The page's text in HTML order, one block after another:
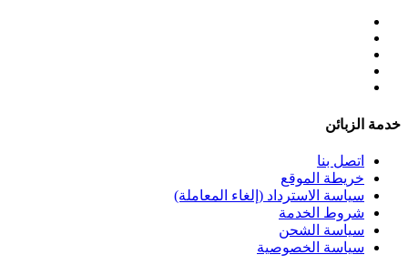
خدمة الزبائن
اتصل بنا
خريطة الموقع
سياسة الاسترداد (إلغاء المعاملة)
شروط الخدمة
سياسة الشحن
سياسة الخصوصية